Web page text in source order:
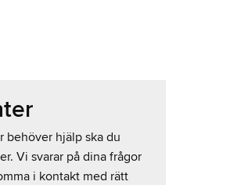
behöver hjälp ska du
Vi svarar på dina frågor
i kontakt med rätt